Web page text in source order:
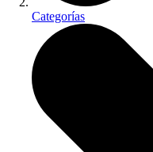
Categorías